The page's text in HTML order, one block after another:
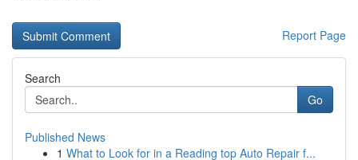
Report Page
Search
Go
Published News
1 What to Look for in a Reading top Auto Repair f...